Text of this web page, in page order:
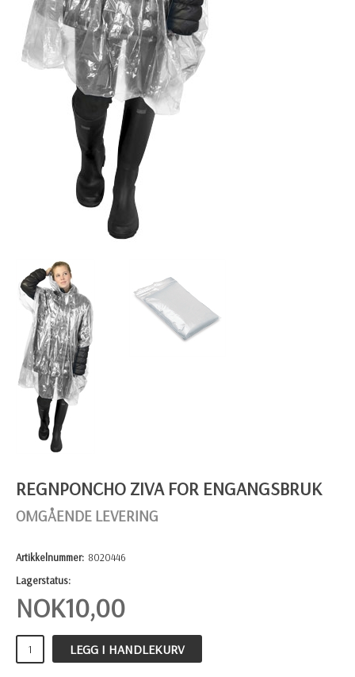
REGNPONCHO ZIVA FOR ENGANGSBRUK
OMGÅENDE LEVERING
Artikkelnummer: 8020446
Lagerstatus:
NOK10,00
LEGG I HANDLEKURV